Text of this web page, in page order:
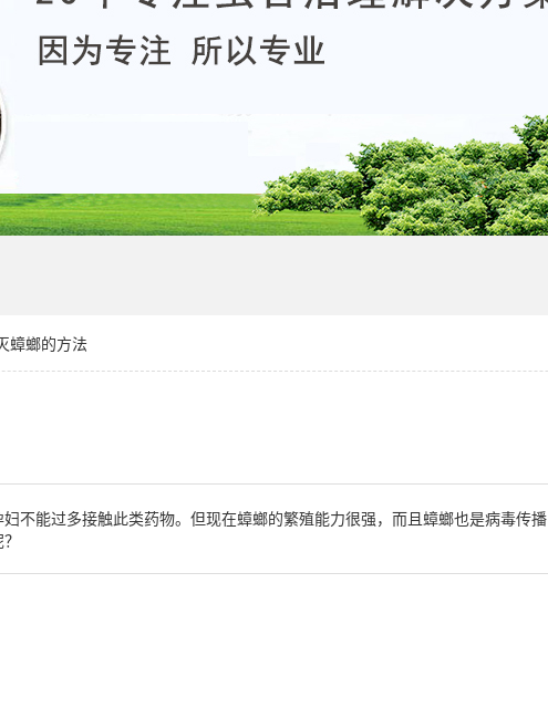
蟑螂的方法
不能过多接触此类药物。但现在蟑螂的繁殖能力很强，而且蟑螂也是病毒传播